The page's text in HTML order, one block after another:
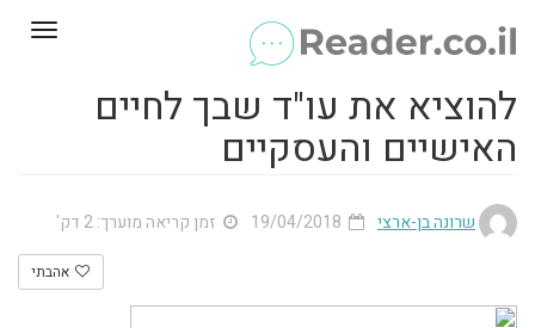
להוציא את עו"ד שבך לחיים
האישיים והעסקיים
שרונה בן-ארצי זמן קריאה מוערך: 2 דק'
אהבתי